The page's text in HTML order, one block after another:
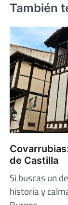
También
de Castilla
Si buscas un
historia y